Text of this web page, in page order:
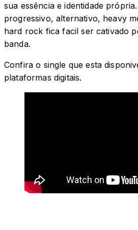
sua essência e identidade
progressivo, alternativo, heavy
hard rock fica facil ser cativado
banda.
Confira o single que esta
plataformas digitais.